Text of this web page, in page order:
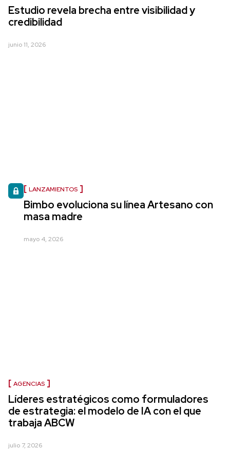
Estudio revela brecha entre visibilidad y
credibilidad
junio 11, 2026
LANZAMIENTOS
Bimbo evoluciona su línea Artesano con
masa madre
mayo 4, 2026
AGENCIAS
Líderes estratégicos como formuladores
de estrategia: el modelo de IA con el que
trabaja ABCW
julio 7, 2026